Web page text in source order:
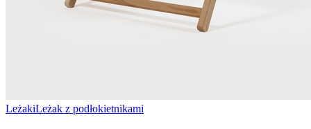
LeżakiLeżak z podłokietnikami